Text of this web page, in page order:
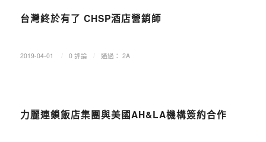
台灣終於有了 CHSP酒店營銷師
2019-04-01 0 評論 通過： 2A
力麗連鎖飯店集團與美國AH&LA機構簽約合作